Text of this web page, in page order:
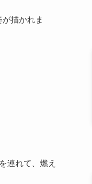
描かれま
連れて、燃え